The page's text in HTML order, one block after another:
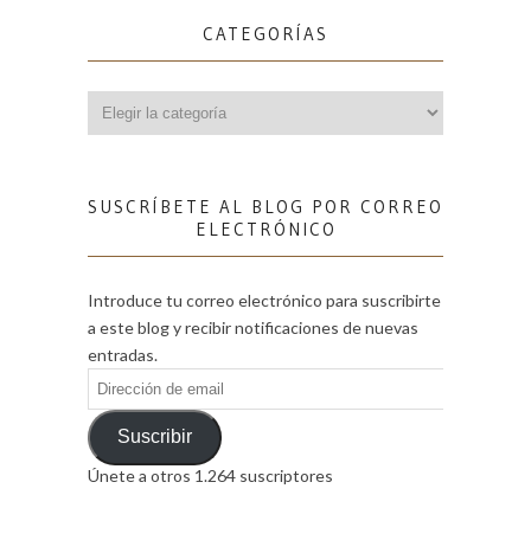
CATEGORÍAS
SUSCRÍBETE AL BLOG POR CORREO
ELECTRÓNICO
Introduce tu correo electrónico para suscribirte
a este blog y recibir notificaciones de nuevas
entradas.
Dirección
de
emailSuscribir
Únete a otros 1.264 suscriptores